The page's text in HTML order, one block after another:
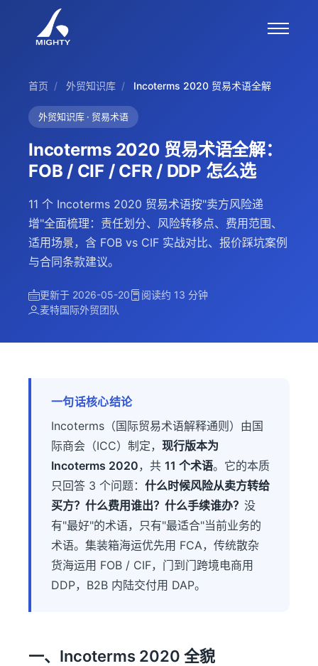
首页 / 外贸知识库 / Incoterms 2020 贸易术语全解
外贸知识库 · 贸易术语
Incoterms 2020 贸易术语全解：
FOB / CIF / CFR / DDP 怎么选
11 个 Incoterms 2020 贸易术语按"卖方风险递
增"全面梳理：责任划分、风险转移点、费用范围、
适用场景，含 FOB vs CIF 实战对比、报价踩坑案例
与合同条款建议。
更新于 2026-05-20
阅读约 13 分钟
麦特国际外贸团队
一句话核心结论
Incoterms（国际贸易术语解释通则）由国
际商会（ICC）制定， 现行版本为
Incoterms 2020，共 11 个术语。它的本质
只回答 3 个问题： 什么时候风险从卖方转给
买方？什么费用谁出？什么手续谁办？ 没
有"最好"的术语，只有"最适合"当前业务的
术语。集装箱海运优先用 FCA，传统散杂
货海运用 FOB / CIF，门到门跨境电商用
DDP，B2B 内陆交付用 DAP。
一、Incoterms 2020 全貌